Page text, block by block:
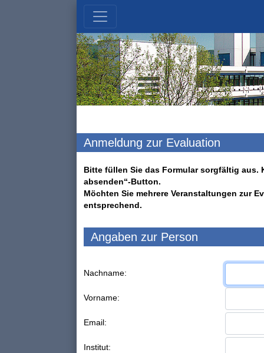
Anmeldung zur Evaluation
Bitte füllen Sie das Formular sorgfältig aus.
absenden“-Button.
Möchten Sie mehrere Veranstaltungen zur
entsprechend.
Angaben zur Person
Nachname:
Vorname:
Email:
Institut: